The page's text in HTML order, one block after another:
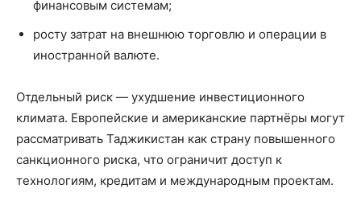
финансовым системам;
росту затрат на внешнюю торговлю и операции в
иностранной валюте.
Отдельный риск — ухудшение инвестиционного
климата. Европейские и американские партнёры могут
рассматривать Таджикистан как страну повышенного
санкционного риска, что ограничит доступ к
технологиям, кредитам и международным проектам.